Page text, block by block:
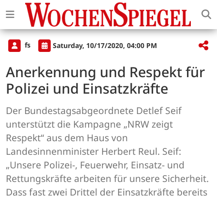
fs Saturday, 10/17/2020, 04:00 PM
Anerkennung und Respekt für
Polizei und Einsatzkräfte
Der Bundestagsabgeordnete Detlef Seif
unterstützt die Kampagne „NRW zeigt
Respekt“ aus dem Haus von
Landesinnenminister Herbert Reul. Seif:
„Unsere Polizei-, Feuerwehr, Einsatz- und
Rettungskräfte arbeiten für unsere Sicherheit.
Dass fast zwei Drittel der Einsatzkräfte bereits